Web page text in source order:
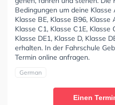
Bedingungen um deine Klasse
Klasse BE, Klasse B96, Klasse
Klasse C1, Klasse C1E, Klasse
Klasse DE1, Klasse D, Klasse
erhalten. In der Fahrschule
Termin online anfragen.
German
Einen